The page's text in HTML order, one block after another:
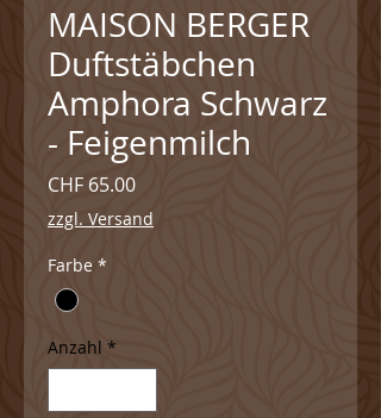
MAISON BERGER
Duftstäbchen
Amphora Schwarz
- Feigenmilch
CHF 65.00Preis
zzgl. Versand
Farbe *
Anzahl *